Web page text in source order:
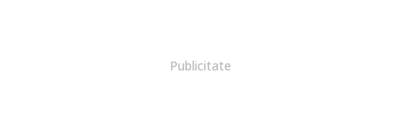
Publicitate